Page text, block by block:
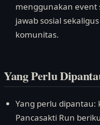
menggunakan event
jawab sosial
komunitas.
Yang Perlu
Yang perlu dipantau:
Pancasakti Run